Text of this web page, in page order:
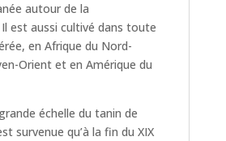
autour de la
est aussi cultivé dans toute
en Afrique du Nord-
Orient et en Amérique du
échelle du tanin de
survenue qu’à la fin du XIX